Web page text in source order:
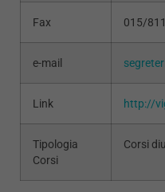
Fax 015/
e-mail
Link http://
Tipologia
Corsi
Corsi